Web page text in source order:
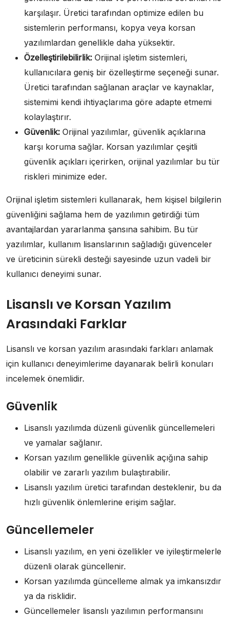
karşılaşır. Üretici tarafından optimize edilen bu
sistemlerin performansı, kopya veya korsan
yazılımlardan genellikle daha yüksektir.
Özelleştirilebilirlik: Orijinal işletim sistemleri,
kullanıcılara geniş bir özelleştirme seçeneği sunar.
Üretici tarafından sağlanan araçlar ve kaynaklar,
sistemimi kendi ihtiyaçlarıma göre adapte etmemi
kolaylaştırır.
Güvenlik: Orijinal yazılımlar, güvenlik açıklarına
karşı koruma sağlar. Korsan yazılımlar çeşitli
güvenlik açıkları içerirken, orijinal yazılımlar bu tür
riskleri minimize eder.
Orijinal işletim sistemleri kullanarak, hem kişisel bilgilerin
güvenliğini sağlama hem de yazılımın getirdiği tüm
avantajlardan yararlanma şansına sahibim. Bu tür
yazılımlar, kullanım lisanslarının sağladığı güvenceler
ve üreticinin sürekli desteği sayesinde uzun vadeli bir
kullanıcı deneyimi sunar.
Lisanslı ve Korsan Yazılım
Arasındaki Farklar
Lisanslı ve korsan yazılım arasındaki farkları anlamak
için kullanıcı deneyimlerime dayanarak belirli konuları
incelemek önemlidir.
Güvenlik
Lisanslı yazılımda düzenli güvenlik güncellemeleri
ve yamalar sağlanır.
Korsan yazılım genellikle güvenlik açığına sahip
olabilir ve zararlı yazılım bulaştırabilir.
Lisanslı yazılım üretici tarafından desteklenir, bu da
hızlı güvenlik önlemlerine erişim sağlar.
Güncellemeler
Lisanslı yazılım, en yeni özellikler ve iyileştirmelerle
düzenli olarak güncellenir.
Korsan yazılımda güncelleme almak ya imkansızdır
ya da risklidir.
Güncellemeler lisanslı yazılımın performansını